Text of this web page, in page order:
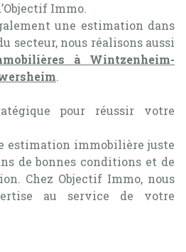
Immo.
une estimation dans
secteur, nous réalisons aussi
à Wintzenheim-
.
pour réussir votre
estimation immobilière juste
de bonnes conditions et de
Chez Objectif Immo, nous
au service de votre